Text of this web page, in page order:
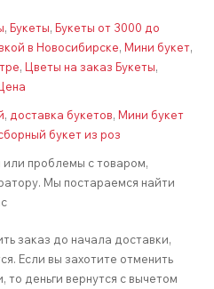
, Букеты, Букеты от 3000 до
в Новосибирске, Мини букет,
, Цветы на заказ Букеты,
, доставка букетов, Мини букет
букет из роз
или проблемы с товаром,
Мы постараемся найти
заказ до начала доставки,
Если вы захотите отменить
то деньги вернутся с вычетом